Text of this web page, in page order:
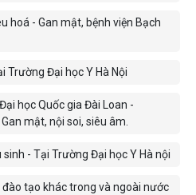
hoá - Gan mật, bệnh viện Bạch
Trường Đại học Y Hà Nội
học Quốc gia Đài Loan -
mật, nội soi, siêu âm.
- Tại Trường Đại học Y Hà nội
tạo khác trong và ngoài nước